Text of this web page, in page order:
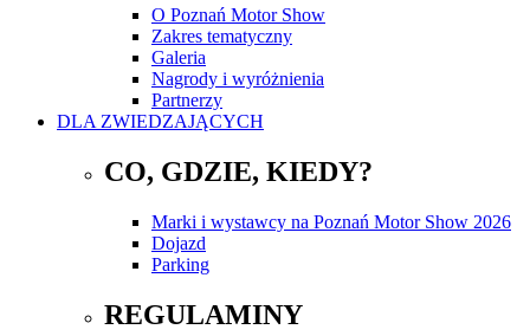
O Poznań Motor Show
Zakres tematyczny
Galeria
Nagrody i wyróżnienia
Partnerzy
DLA ZWIEDZAJĄCYCH
CO, GDZIE, KIEDY?
Marki i wystawcy na Poznań Motor Show 2026
Dojazd
Parking
REGULAMINY